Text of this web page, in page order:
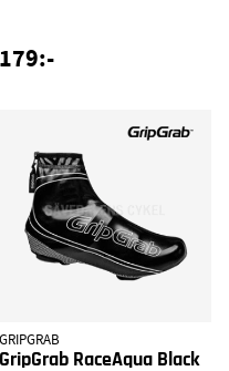
179:-
GRIPGRAB
GripGrab RaceAqua Black